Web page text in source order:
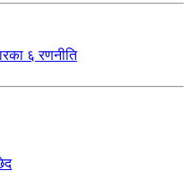
६ रणनीति